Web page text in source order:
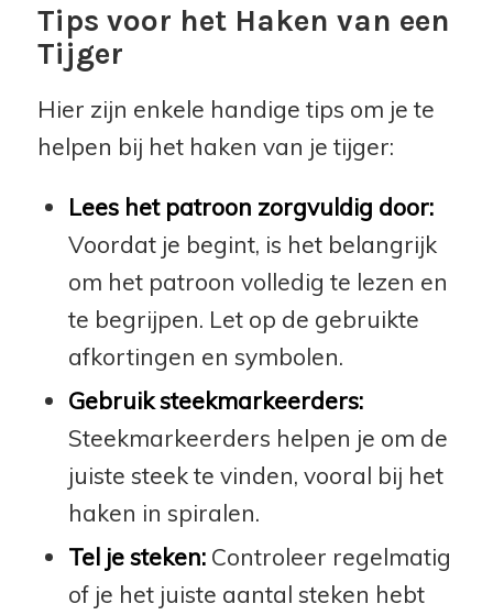
Tips voor het Haken van een
Tijger
Hier zijn enkele handige tips om je te
helpen bij het haken van je tijger:
Lees het patroon zorgvuldig door:
Voordat je begint, is het belangrijk
om het patroon volledig te lezen en
te begrijpen. Let op de gebruikte
afkortingen en symbolen.
Gebruik steekmarkeerders:
Steekmarkeerders helpen je om de
juiste steek te vinden, vooral bij het
haken in spiralen.
Tel je steken:Controleer regelmatig
of je het juiste aantal steken hebt